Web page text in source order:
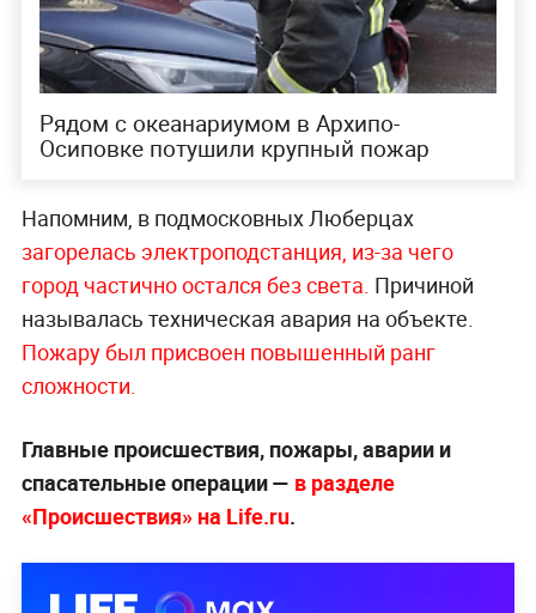
Рядом с океанариумом в Архипо-
Осиповке потушили крупный пожар
Напомним, в подмосковных Люберцах
загорелась электроподстанция, из-за чего
город частично остался без света. Причиной
называлась техническая авария на объекте.
Пожару был присвоен повышенный ранг
сложности.
Главные происшествия, пожары, аварии и
спасательные операции — в разделе
«Происшествия» на Life.ru.